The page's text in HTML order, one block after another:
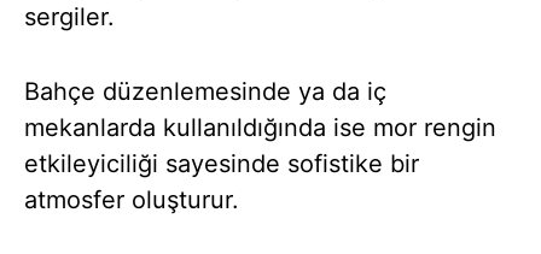
sergiler.
Bahçe düzenlemesinde ya da iç
mekanlarda kullanıldığında ise mor rengin
etkileyiciliği sayesinde sofistike bir
atmosfer oluşturur.